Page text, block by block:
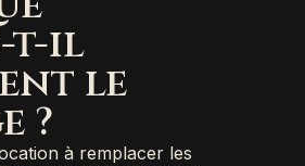
t-il
le
?
à remplacer les